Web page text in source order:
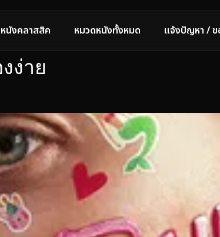
นังคลาสสิค หมวดหนังทั้งหมด แจ้งปัญหา /
ง่าย